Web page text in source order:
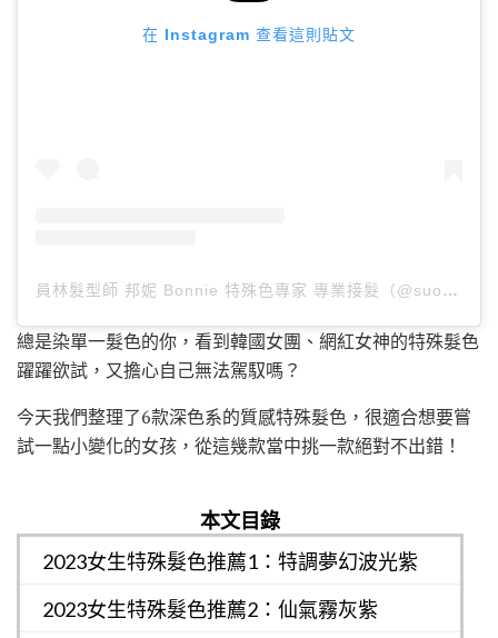
在 Instagram 查看這則貼文
員林髮型師 邦妮 Bonnie 特殊色專家 專業接髮（@suo12350）分享的貼文
總是染單一髮色的你，看到韓國女團、網紅女神的特殊髮色
躍躍欲試，又擔心自己無法駕馭嗎？
今天我們整理了6款深色系的質感特殊髮色，很適合想要嘗
試一點小變化的女孩，從這幾款當中挑一款絕對不出錯！
本文目錄
2023女生特殊髮色推薦1：特調夢幻波光紫
2023女生特殊髮色推薦2：仙氣霧灰紫